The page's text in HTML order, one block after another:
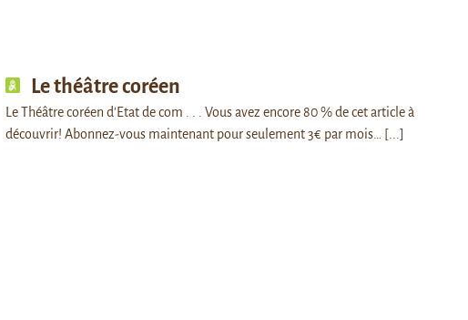
Le théâtre coréen
Le Théâtre coréen d'Etat de com . . . Vous avez encore 80 % de cet article à
découvrir! Abonnez-vous maintenant pour seulement 3€ par mois…
[...]